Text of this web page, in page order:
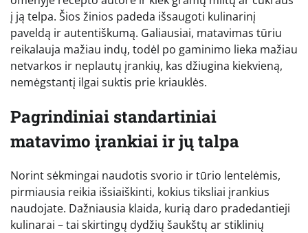
į ją telpa. Šios žinios padeda išsaugoti kulinarinį
paveldą ir autentiškumą. Galiausiai, matavimas tūriu
reikalauja mažiau indų, todėl po gaminimo lieka mažiau
netvarkos ir neplautų įrankių, kas džiugina kiekvieną,
nemėgstantį ilgai suktis prie kriauklės.
Pagrindiniai standartiniai
matavimo įrankiai ir jų talpa
Norint sėkmingai naudotis svorio ir tūrio lentelėmis,
pirmiausia reikia išsiaiškinti, kokius tiksliai įrankius
naudojate. Dažniausia klaida, kurią daro pradedantieji
kulinarai – tai skirtingų dydžių šaukštų ar stiklinių